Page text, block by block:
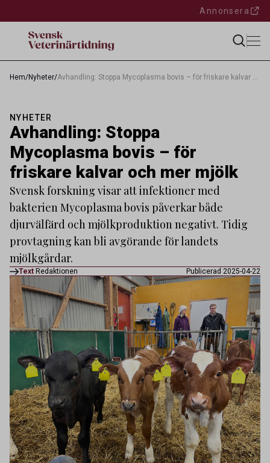
Annonsera
Hem/Nyheter/
NYHETER
Avhandling: Stoppa
Mycoplasma bovis – för
friskare kalvar och mer mjölk
Svensk forskning visar att infektioner med
bakterien Mycoplasma bovis påverkar både
djurvälfärd och mjölkproduktion negativt. Tidig
provtagning kan bli avgörande för landets
mjölkgårdar.
Text Redaktionen Publicerad 2025-04-22